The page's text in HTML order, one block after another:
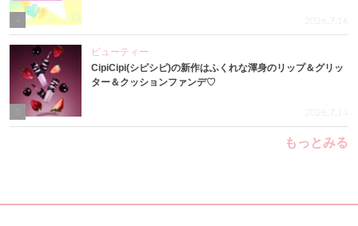
2026.7.16
ビューティー
CipiCipi(シピシピ)の新作はふくれな渾身のリップ＆グリッ
ター＆クッションファンデ♡
2026.7.14
もっとみる